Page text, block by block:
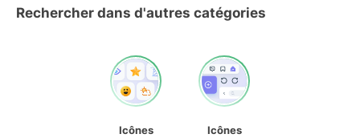
Rechercher dans d'autres catégories
Icônes
Icônes